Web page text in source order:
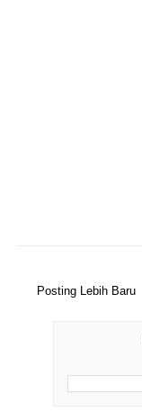
Posting Lebih Baru